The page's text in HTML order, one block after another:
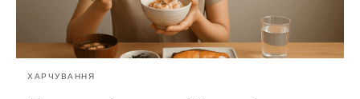
ХАРЧУВАННЯ